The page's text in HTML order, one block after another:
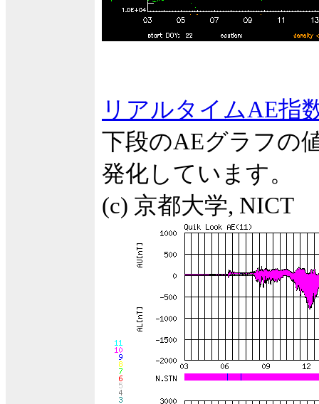
リアルタイムAE指
下段のAEグラフの
発化しています。
(c) 京都大学, NICT